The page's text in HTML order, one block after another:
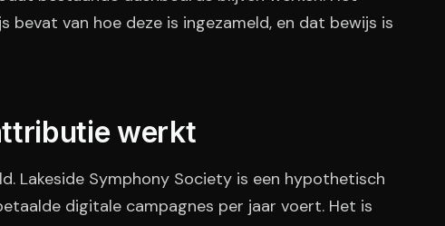
bevat van hoe deze is ingezameld, en dat bewijs is
werkt
Lakeside Symphony Society is een hypothetisch
digitale campagnes per jaar voert. Het is